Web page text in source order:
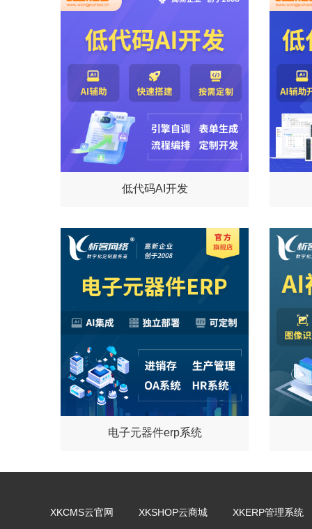
低代码AI开发
电子元器件erp系统
XKCMS云官网 XKSHOP云商城 XKERP管理系统